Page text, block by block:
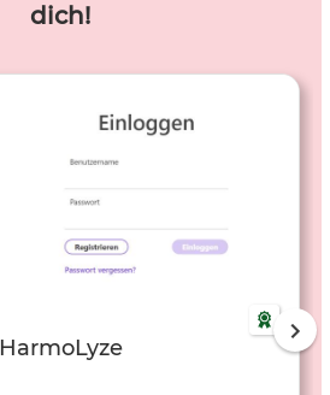
dich!
HarmoLyze